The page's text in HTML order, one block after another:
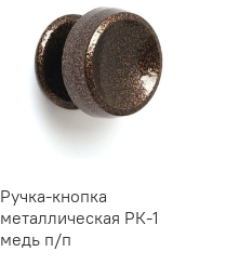
Ручка-кнопка
металлическая РК-1
медь п/п